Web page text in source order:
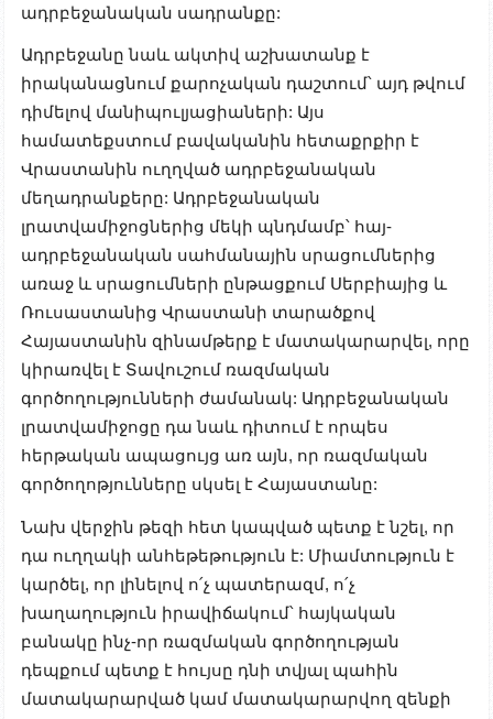
ադրբեջանական սադրանքը:
Ադրբեջանը նաև ակտիվ աշխատանք է
իրականացնում քարոչական դաշտում՝ այդ թվում
դիմելով մանիպուլյացիաների: Այս
համատեքստում բավականին հետաքրքիր է
Վրաստանին ուղղված ադրբեջանական
մեղադրանքերը: Ադրբեջանական
լրատվամիջոցներից մեկի պնդմամբ՝ հայ-
ադրբեջանական սահմանային սրացումներից
առաջ և սրացումների ընթացքում Սերբիայից և
Ռուսաստանից Վրաստանի տարածքով
Հայաստանին զինամթերք է մատակարարվել, որը
կիրառվել է Տավուշում ռազմական
գործողությունների ժամանակ: Ադրբեջանական
լրատվամիջոցը դա նաև դիտում է որպես
հերթական ապացույց առ այն, որ ռազմական
գործողոթյունները սկսել է Հայաստանը:
Նախ վերջին թեզի հետ կապված պետք է նշել, որ
դա ուղղակի անհեթեթություն է: Միամտություն է
կարծել, որ լինելով ո՛չ պատերազմ, ո՛չ
խաղաղություն իրավիճակում՝ հայկական
բանակը ինչ-որ ռազմական գործողության
դեպքում պետք է հույսը դնի տվյալ պահին
մատակարարված կամ մատակարարվող զենքի